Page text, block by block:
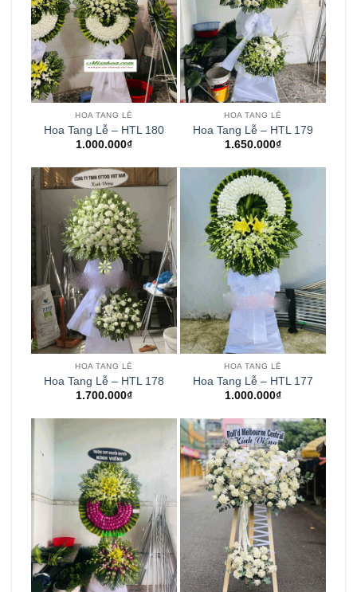
HOA TANG LỄ
Hoa Tang Lễ – HTL 180
1.000.000₫
HOA TANG LỄ
Hoa Tang Lễ – HTL 179
1.650.000₫
HOA TANG LỄ
Hoa Tang Lễ – HTL 178
1.700.000₫
HOA TANG LỄ
Hoa Tang Lễ – HTL 177
1.000.000₫